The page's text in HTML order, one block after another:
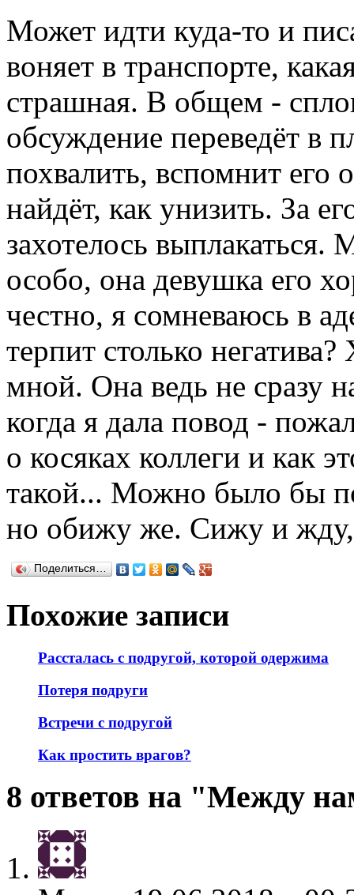
Может идти куда-то и
воняет в транспорте,
страшная. В общем -
обсуждение переведёт в
похвалить, вспомнит его
найдёт, как унизить. За
захотелось
особо, она девушка его
честно, я сомневаюсь в
терпит столько
мной. Она ведь не сразу
когда я дала повод -
о косяках коллеги и как
такой... Можно было бы
но обижу же. Сижу и жду,
Поделиться…
Похожие записи
Рассталась с подругой, которой одержима
Потеря подруги
Встречи с подругой
Как простить врагов?
8 ответов на "Между